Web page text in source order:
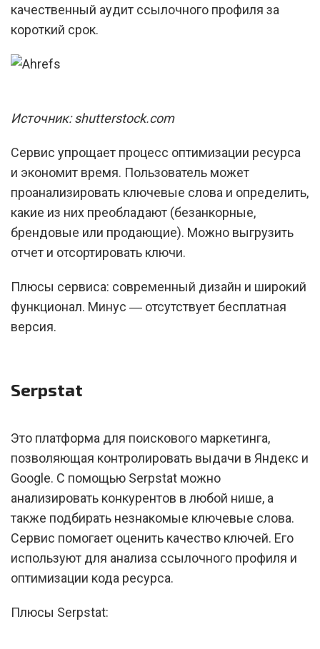
качественный аудит ссылочного профиля за
короткий срок.
Источник: shutterstock.com
Сервис упрощает процесс оптимизации ресурса
и экономит время. Пользователь может
проанализировать ключевые слова и определить,
какие из них преобладают (безанкорные,
брендовые или продающие). Можно выгрузить
отчет и отсортировать ключи.
Плюсы сервиса: современный дизайн и широкий
функционал. Минус ― отсутствует бесплатная
версия.
Serpstat
Это платформа для поискового маркетинга,
позволяющая контролировать выдачи в Яндекс и
Google. С помощью Serpstat можно
анализировать конкурентов в любой нише, а
также подбирать незнакомые ключевые слова.
Сервис помогает оценить качество ключей. Его
используют для анализа ссылочного профиля и
оптимизации кода ресурса.
Плюсы Serpstat: